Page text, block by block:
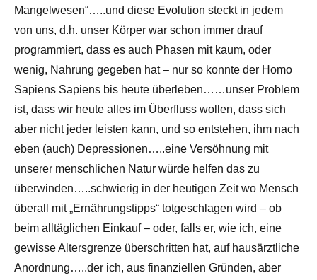
Mangelwesen“…..und diese Evolution steckt in jedem
von uns, d.h. unser Körper war schon immer drauf
programmiert, dass es auch Phasen mit kaum, oder
wenig, Nahrung gegeben hat – nur so konnte der Homo
Sapiens Sapiens bis heute überleben……unser Problem
ist, dass wir heute alles im Überfluss wollen, dass sich
aber nicht jeder leisten kann, und so entstehen, ihm nach
eben (auch) Depressionen…..eine Versöhnung mit
unserer menschlichen Natur würde helfen das zu
überwinden…..schwierig in der heutigen Zeit wo Mensch
überall mit „Ernährungstipps“ totgeschlagen wird – ob
beim alltäglichen Einkauf – oder, falls er, wie ich, eine
gewisse Altersgrenze überschritten hat, auf hausärztliche
Anordnung…..der ich, aus finanziellen Gründen, aber